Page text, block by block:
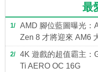
最
1
AMD 腳位藍圖曝光：
Zen 8 才將迎來 AM6
2
4K 遊戲的超值霸主：
Ti AERO OC 16G